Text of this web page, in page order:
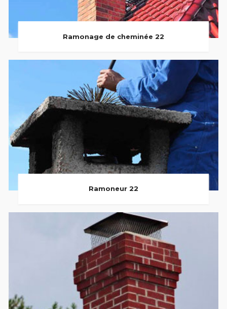
Ramonage de cheminée 22
Ramoneur 22